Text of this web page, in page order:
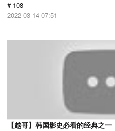
# 108
2022-03-14 07:51
【越哥】韩国影史必看的经典之